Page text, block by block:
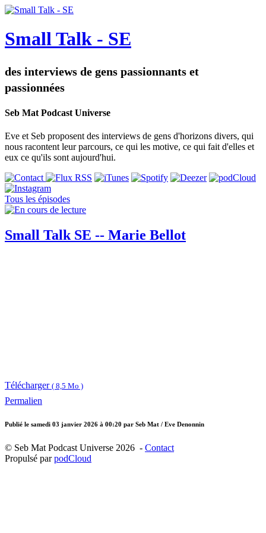
Small Talk - SE
des interviews de gens passionnants et
passionnées
Seb Mat Podcast Universe
Eve et Seb proposent des interviews de gens d'horizons divers, qui
nous racontent leur parcours, ce qui les motive, ce qui fait d'elles et
eux ce qu'ils sont aujourd'hui.
Tous les épisodes
Small Talk SE -- Marie Bellot
Télécharger ( 8,5 Mo )
Permalien
Publié le samedi 03 janvier 2026 à 00:20 par Seb Mat / Eve Denonnin
© Seb Mat Podcast Universe 2026 - Contact
Propulsé parpodCloud